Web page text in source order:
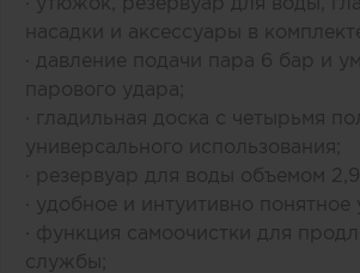
насадки и аксессуары в
· давление подачи пара 6 бар и
парового удара;
· гладильная доска с четырьмя
универсального использования;
· резервуар для воды объемом 2,9
· удобное и интуитивно понятное
· функция самоочистки для
службы;